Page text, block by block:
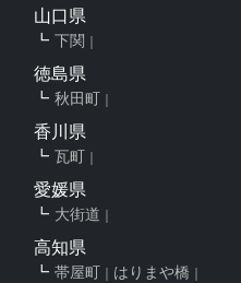
山口県
下関
徳島県
秋田町
香川県
瓦町
愛媛県
大街道
高知県
帯屋町 はりまや橋